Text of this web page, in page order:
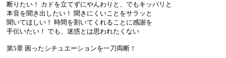
断りたい！ カドを立てずにやんわりと、でもキッパリと
本音を聞き出したい！ 聞きにくいことをサラッと
聞いてほしい！ 時間を割いてくれることに感謝を
手伝いたい！ でも、迷惑とは思われたくない
第5章 困ったシチュエーションを一刀両断！